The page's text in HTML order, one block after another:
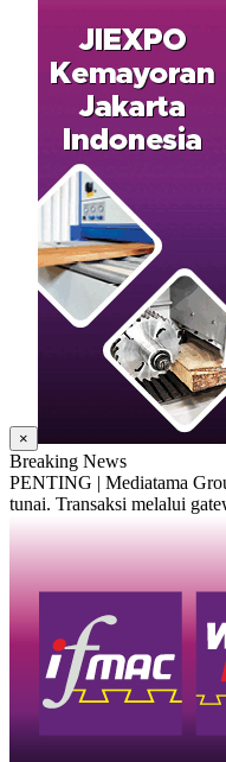
×
Breaking News
PENTING | Mediatama
tunai. Transaksi melalui